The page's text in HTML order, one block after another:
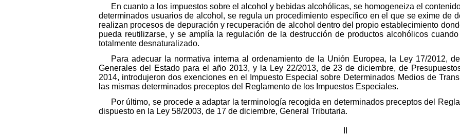
En cuanto a los impuestos sobre el alcohol y bebidas alcohólicas, se homogeneiza el
determinados usuarios de alcohol, se regula un procedimiento específico en el que se exime de
realizan procesos de depuración y recuperación de alcohol dentro del propio establecimiento
pueda reutilizarse, y se amplía la regulación de la destrucción de productos alcohólicos
totalmente desnaturalizado.
Para adecuar la normativa interna al ordenamiento de la Unión Europea, la Ley 17/2012,
Generales del Estado para el año 2013, y la Ley 22/2013, de 23 de diciembre, de
2014, introdujeron dos exenciones en el Impuesto Especial sobre Determinados Medios de
las mismas determinados preceptos del Reglamento de los Impuestos Especiales.
Por último, se procede a adaptar la terminología recogida en determinados preceptos del
dispuesto en la Ley 58/2003, de 17 de diciembre, General Tributaria.